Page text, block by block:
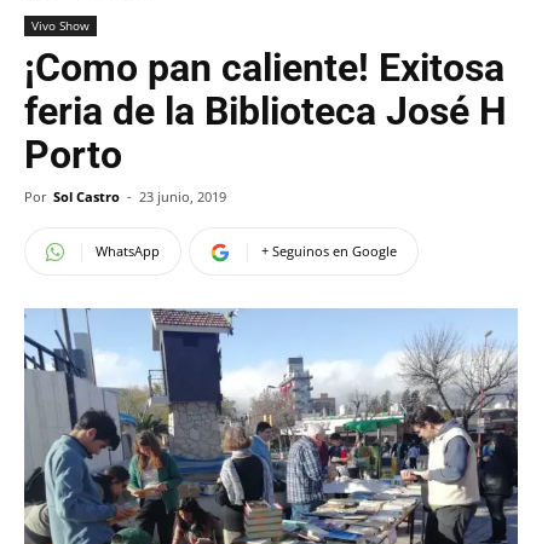
Vivo Show
¡Como pan caliente! Exitosa
feria de la Biblioteca José H
Porto
Por Sol Castro - 23 junio, 2019
WhatsApp + Seguinos en Google